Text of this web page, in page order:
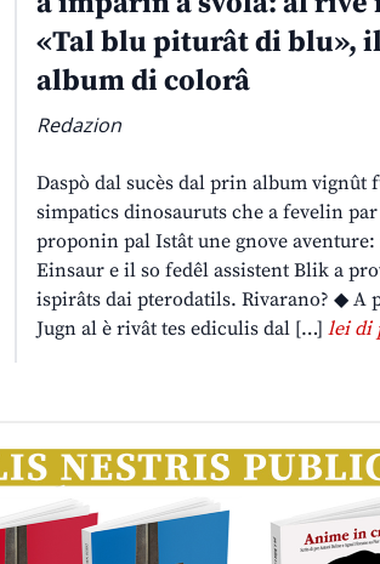
«Tal blu piturât di blu»,
album di colorâ
Redazion
Daspò dal sucès dal prin album vignût
simpatics dinosauruts che a fevelin
proponin pal Istât une gnove
Einsaur e il so fedêl assistent Blik a
ispirâts dai pterodatils. Rivarano? ◆ A
Jugn al è rivât tes ediculis dal […] lei di